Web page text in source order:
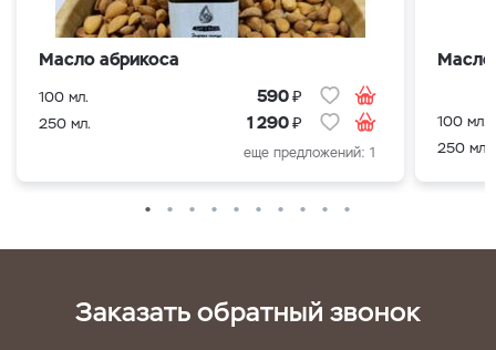
Масло абрикоса
100 мл. 590₽
250 мл. 1 290₽
еще предложений: 1
Масло
100 мл.
250 мл.
Заказать обратный звонок